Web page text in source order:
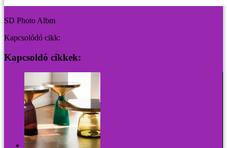
SD Photo Albm
Kapcsolódó cikk:
Kapcsoldó cikkek: